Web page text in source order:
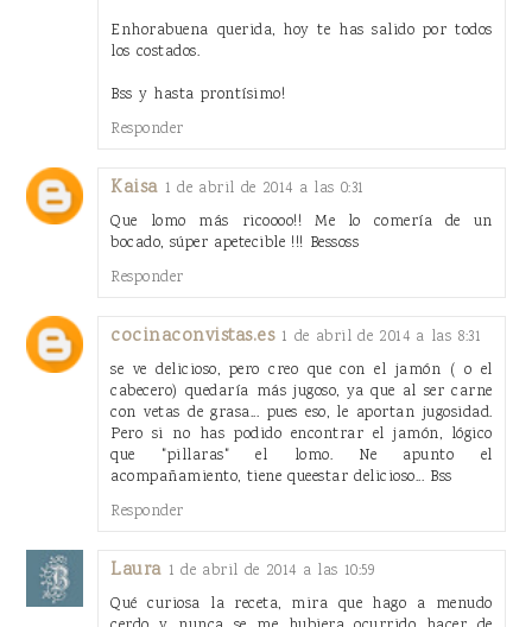
Enhorabuena querida, hoy te has salido por todos
los costados.
Bss y hasta prontísimo!
Responder
Kaisa 1 de abril de 2014 a las 0:31
Que lomo más ricoooo!! Me lo comería de un
bocado, súper apetecible !!! Bessoss
Responder
cocinaconvistas.es 1 de abril de 2014 a las 8:31
se ve delicioso, pero creo que con el jamón ( o el
cabecero) quedaría más jugoso, ya que al ser carne
con vetas de grasa... pues eso, le aportan jugosidad.
Pero si no has podido encontrar el jamón, lógico
que "pillaras" el lomo. Ne apunto el
acompañamiento, tiene queestar delicioso... Bss
Responder
Laura 1 de abril de 2014 a las 10:59
Qué curiosa la receta, mira que hago a menudo